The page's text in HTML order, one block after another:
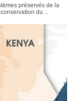
préservés de la
du ...